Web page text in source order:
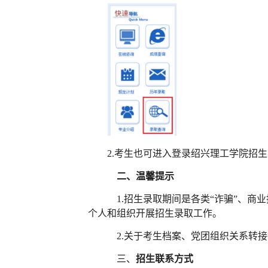
2.考生也可进入登录绍兴理工学院招
二、温馨提示
1.招生录取期间是各类“诈骗”、商
个人和组织开展招生录取工作。
2.关于考生档案、党团组织关系转
三、 招生联系方式